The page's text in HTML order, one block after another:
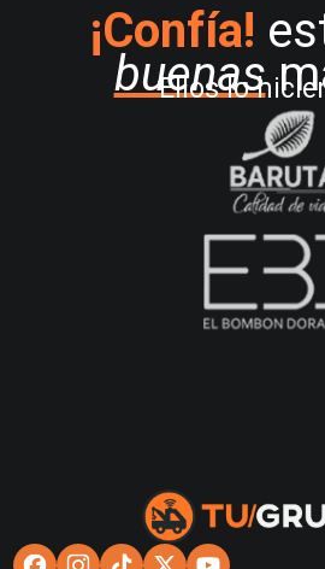
¡Confía!
buenas
Ellos lo